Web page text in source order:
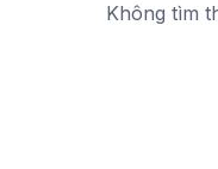
Không tìm